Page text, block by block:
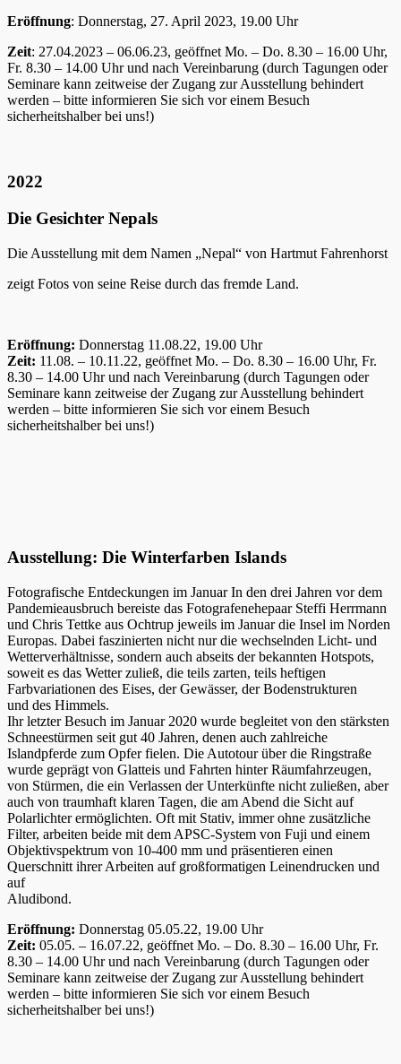
Eröffnung: Donnerstag, 27. April 2023, 19.00 Uhr
Zeit: 27.04.2023 – 06.06.23, geöffnet Mo. – Do. 8.30 – 16.00 Uhr,
Fr. 8.30 – 14.00 Uhr und nach Vereinbarung (durch Tagungen oder
Seminare kann zeitweise der Zugang zur Ausstellung behindert
werden – bitte informieren Sie sich vor einem Besuch
sicherheitshalber bei uns!)
2022
Die Gesichter Nepals
Die Ausstellung mit dem Namen „Nepal“ von Hartmut Fahrenhorst
zeigt Fotos von seine Reise durch das fremde Land.
Eröffnung: Donnerstag 11.08.22, 19.00 Uhr
Zeit: 11.08. – 10.11.22, geöffnet Mo. – Do. 8.30 – 16.00 Uhr, Fr.
8.30 – 14.00 Uhr und nach Vereinbarung (durch Tagungen oder
Seminare kann zeitweise der Zugang zur Ausstellung behindert
werden – bitte informieren Sie sich vor einem Besuch
sicherheitshalber bei uns!)
Ausstellung: Die Winterfarben Islands
Fotografische Entdeckungen im Januar In den drei Jahren vor dem
Pandemieausbruch bereiste das Fotografenehepaar Steffi Herrmann
und Chris Tettke aus Ochtrup jeweils im Januar die Insel im Norden
Europas. Dabei faszinierten nicht nur die wechselnden Licht- und
Wetterverhältnisse, sondern auch abseits der bekannten Hotspots,
soweit es das Wetter zuließ, die teils zarten, teils heftigen
Farbvariationen des Eises, der Gewässer, der Bodenstrukturen
und des Himmels.
Ihr letzter Besuch im Januar 2020 wurde begleitet von den stärksten
Schneestürmen seit gut 40 Jahren, denen auch zahlreiche
Islandpferde zum Opfer fielen. Die Autotour über die Ringstraße
wurde geprägt von Glatteis und Fahrten hinter Räumfahrzeugen,
von Stürmen, die ein Verlassen der Unterkünfte nicht zuließen, aber
auch von traumhaft klaren Tagen, die am Abend die Sicht auf
Polarlichter ermöglichten. Oft mit Stativ, immer ohne zusätzliche
Filter, arbeiten beide mit dem APSC-System von Fuji und einem
Objektivspektrum von 10-400 mm und präsentieren einen
Querschnitt ihrer Arbeiten auf großformatigen Leinendrucken und
auf
Aludibond.
Eröffnung: Donnerstag 05.05.22, 19.00 Uhr
Zeit: 05.05. – 16.07.22, geöffnet Mo. – Do. 8.30 – 16.00 Uhr, Fr.
8.30 – 14.00 Uhr und nach Vereinbarung (durch Tagungen oder
Seminare kann zeitweise der Zugang zur Ausstellung behindert
werden – bitte informieren Sie sich vor einem Besuch
sicherheitshalber bei uns!)